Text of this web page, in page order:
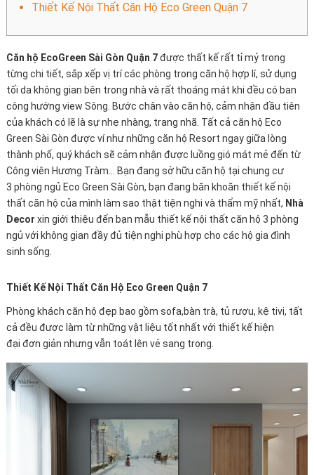
Thiết Kế Nội Thất Căn Hộ Eco Green Quận 7
Căn hộ EcoGreen Sài Gòn Quận 7được thất kế rất tỉ mỷ trong
từng chi tiết, sắp xếp vị trí các phòng trong căn hộ hợp lí, sử dụng
tối da không gian bên trong nhà và rất thoáng mát khi đều có ban
công hướng view Sông. Bước chân vào căn hộ, cảm nhận đầu tiên
của khách có lẽ là sự nhẹ nhàng, trang nhã. Tất cả căn hộ Eco
Green Sài Gòn được ví như những căn hộ Resort ngay giữa lòng
thành phố, quý khách sẽ cảm nhận được luồng gió mát mẻ đến từ
Công viên Hương Tràm… Bạn đang sở hữu căn hộ tại chung cư
3 phòng ngủ Eco Green Sài Gòn, bạn đang băn khoăn thiết kế nội
thất căn hộ của mình làm sao thật tiện nghi và thẩm mỹ nhất, Nhà
Decor xin giới thiệu đến bạn mẫu thiết kế nội thất căn hộ 3 phòng
ngủ với không gian đầy đủ tiện nghi phù hợp cho các hộ gia đình
sinh sống.
Thiết Kế Nội Thất Căn Hộ Eco Green Quận 7
Phòng khách căn hộ đẹp bao gồm sofa,bàn trà, tủ rượu, kệ tivi, tất
cả đều được làm từ những vật liệu tốt nhất với thiết kế hiện
đại đơn giản nhưng vẫn toát lên vẻ sang trọng.